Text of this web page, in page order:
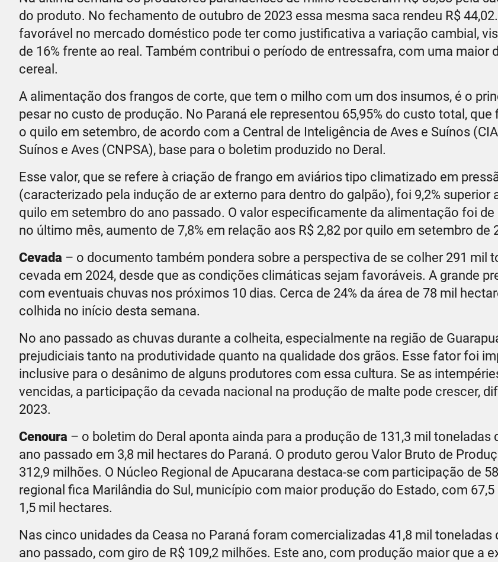
do produto. No fechamento de outubro de 2023 essa mesma saca rendeu R$
favorável no mercado doméstico pode ter como justificativa a variação cambial,
de 16% frente ao real. Também contribui o período de entressafra, com uma maior
cereal.
A alimentação dos frangos de corte, que tem o milho com um dos insumos, é o
pesar no custo de produção. No Paraná ele representou 65,95% do custo total, que
o quilo em setembro, de acordo com a Central de Inteligência de Aves e Suínos
Suínos e Aves (CNPSA), base para o boletim produzido no Deral.
Esse valor, que se refere à criação de frango em aviários tipo climatizado em
(caracterizado pela indução de ar externo para dentro do galpão), foi 9,2% superior
quilo em setembro do ano passado. O valor especificamente da alimentação foi de
no último mês, aumento de 7,8% em relação aos R$ 2,82 por quilo em setembro de
Cevada – o documento também pondera sobre a perspectiva de se colher 291 mil
cevada em 2024, desde que as condições climáticas sejam favoráveis. A grande
com eventuais chuvas nos próximos 10 dias. Cerca de 24% da área de 78 mil
colhida no início desta semana.
No ano passado as chuvas durante a colheita, especialmente na região de
prejudiciais tanto na produtividade quanto na qualidade dos grãos. Esse fator foi
inclusive para o desânimo de alguns produtores com essa cultura. Se as
vencidas, a participação da cevada nacional na produção de malte pode crescer,
2023.
Cenoura – o boletim do Deral aponta ainda para a produção de 131,3 mil toneladas
ano passado em 3,8 mil hectares do Paraná. O produto gerou Valor Bruto de
312,9 milhões. O Núcleo Regional de Apucarana destaca-se com participação de
regional fica Marilândia do Sul, município com maior produção do Estado, com
1,5 mil hectares.
Nas cinco unidades da Ceasa no Paraná foram comercializadas 41,8 mil toneladas
ano passado, com giro de R$ 109,2 milhões. Este ano, com produção maior que a